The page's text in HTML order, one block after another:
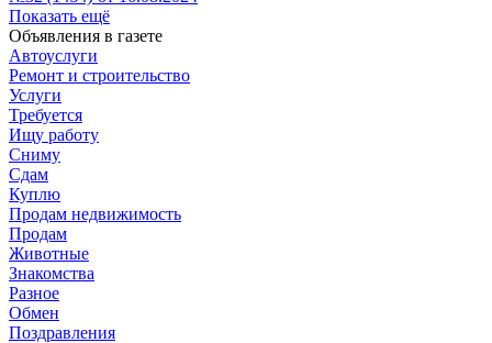
Показать ещё
Объявления в газете
Автоуслуги
Ремонт и строительство
Услуги
Требуется
Ищу работу
Сниму
Сдам
Куплю
Продам недвижимость
Продам
Животные
Знакомства
Разное
Обмен
Поздравления